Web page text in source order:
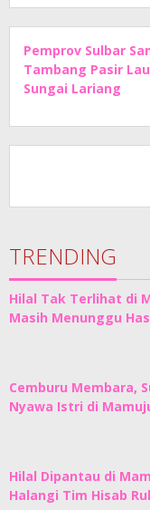
Pemprov Sulbar
Tambang Pasir
Sungai Lariang
TRENDING
Hilal Tak Terlihat di
Masih Menunggu
Cemburu Membara,
Nyawa Istri di
Hilal Dipantau di
Halangi Tim Hisab